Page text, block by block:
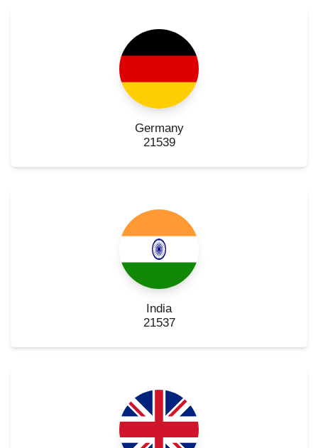
Germany
21539
India
21537